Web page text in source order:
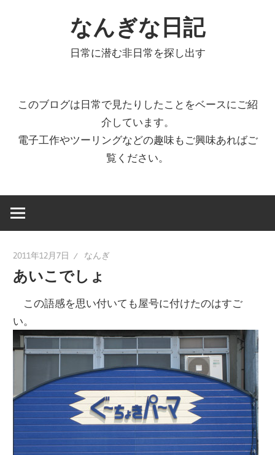
なんぎな日記
日常に潜む非日常を探し出す
このブログは日常で見たりしたことをベースにご紹
介しています。
電子工作やツーリングなどの趣味もご興味あればご
覧ください。
2011年12月7日 なんぎ
あいこでしょ
この語感を思い付いても屋号に付けたのはすご
い。